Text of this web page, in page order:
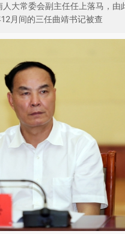
大常委会副主任任上落马，
月间的三任曲靖书记被查